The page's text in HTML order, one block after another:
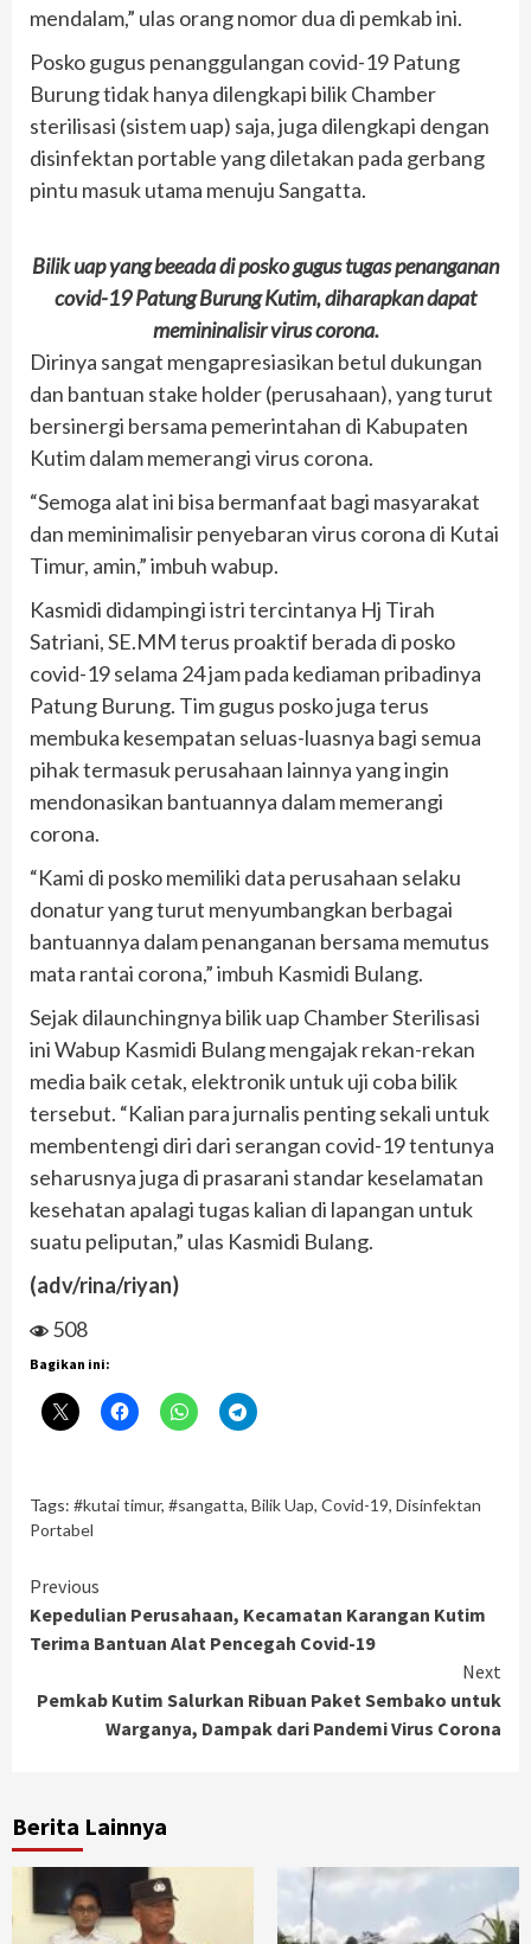
mendalam,” ulas orang nomor dua di pemkab ini.
Posko gugus penanggulangan covid-19 Patung
Burung tidak hanya dilengkapi bilik Chamber
sterilisasi (sistem uap) saja, juga dilengkapi dengan
disinfektan portable yang diletakan pada gerbang
pintu masuk utama menuju Sangatta.
Bilik uap yang beeada di posko gugus tugas penanganan
covid-19 Patung Burung Kutim, diharapkan dapat
memininalisir virus corona.
Dirinya sangat mengapresiasikan betul dukungan
dan bantuan stake holder (perusahaan), yang turut
bersinergi bersama pemerintahan di Kabupaten
Kutim dalam memerangi virus corona.
“Semoga alat ini bisa bermanfaat bagi masyarakat
dan meminimalisir penyebaran virus corona di Kutai
Timur, amin,” imbuh wabup.
Kasmidi didampingi istri tercintanya Hj Tirah
Satriani, SE.MM terus proaktif berada di posko
covid-19 selama 24 jam pada kediaman pribadinya
Patung Burung. Tim gugus posko juga terus
membuka kesempatan seluas-luasnya bagi semua
pihak termasuk perusahaan lainnya yang ingin
mendonasikan bantuannya dalam memerangi
corona.
“Kami di posko memiliki data perusahaan selaku
donatur yang turut menyumbangkan berbagai
bantuannya dalam penanganan bersama memutus
mata rantai corona,” imbuh Kasmidi Bulang.
Sejak dilaunchingnya bilik uap Chamber Sterilisasi
ini Wabup Kasmidi Bulang mengajak rekan-rekan
media baik cetak, elektronik untuk uji coba bilik
tersebut. “Kalian para jurnalis penting sekali untuk
membentengi diri dari serangan covid-19 tentunya
seharusnya juga di prasarani standar keselamatan
kesehatan apalagi tugas kalian di lapangan untuk
suatu peliputan,” ulas Kasmidi Bulang.
(adv/rina/riyan)
508
Bagikan ini:
Tags: #kutai timur, #sangatta, Bilik Uap, Covid-19, Disinfektan
Portabel
Continue
Reading
Previous
Kepedulian Perusahaan, Kecamatan Karangan Kutim
Terima Bantuan Alat Pencegah Covid-19
Next
Pemkab Kutim Salurkan Ribuan Paket Sembako untuk
Warganya, Dampak dari Pandemi Virus Corona
Berita Lainnya